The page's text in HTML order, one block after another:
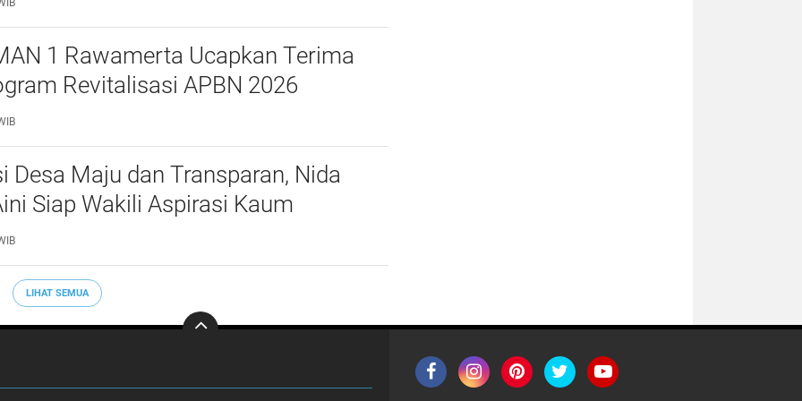
1 Rawamerta Ucapkan Terima
Revitalisasi APBN 2026
Ruang Kelas Baru
Desa Maju dan Transparan, Nida
Siap Wakili Aspirasi Kaum
di BPD Desa Tegalsawah
LIHAT SEMUA